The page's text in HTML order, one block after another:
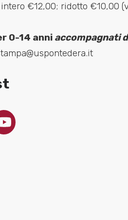
€12,00; ridotto €10,00
0-14 anni accompagnati